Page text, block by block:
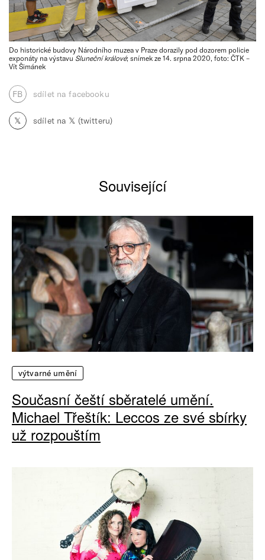
Do historické budovy Národního muzea v Praze dorazily pod dozorem policie
exponáty na výstavu Sluneční králové; snímek ze 14. srpna 2020, foto: ČTK –
Vít Šimánek
FB sdílet na facebooku
𝕏 sdílet na 𝕏 (twitteru)
Související
výtvarné umění
Současní čeští sběratelé umění.
Michael Třeštík: Leccos ze své sbírky
už rozpouštím